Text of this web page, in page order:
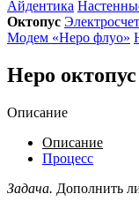
Айдентика
Октопус
Модем «Неро флуо»
Неро октопус
Описание
Описание
Процесс
Задача. Дополнить